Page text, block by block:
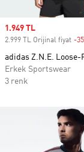
Sale price
1.949 TL
2.999 TL Orijinal fiyat -
adidas Z.N.E.
Erkek Sportswear
3 renk